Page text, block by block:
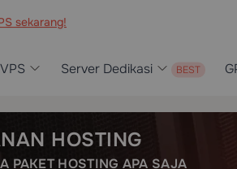
sekarang!
VPS Server Dedikasi
HOSTING
PAKET HOSTING APA SAJA